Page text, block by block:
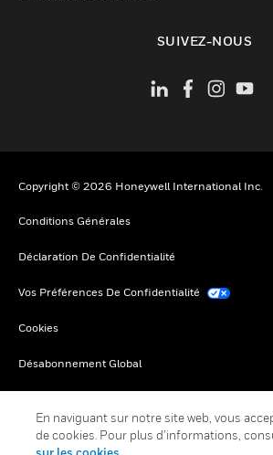
SUIVEZ-NOUS
Copyright © 2026 Honeywell International Inc.
Conditions Générales
Déclaration De Confidentialité
Vos Préférences De Confidentialité
Cookies
Désabonnement Global
En naviguant sur notre site web, vous
de cookies. Pour plus d’informations,